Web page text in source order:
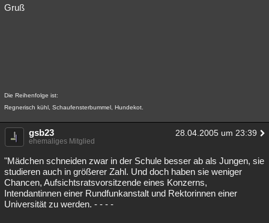
Gruß
Die Reihenfolge ist:
Regnerisch kühl, Schaufensterbummel, Hundekot.
gsb23 28.04.2005 um 23:39
ehemaliges Mitglied
"Mädchen schneiden zwar in der Schule besser ab als Jungen, sie
studieren auch in größerer Zahl. Und doch haben sie weniger
Chancen, Aufsichtsratsvorsitzende eines Konzerns,
Intendantinnen einer Rundfunkanstalt und Rektorinnen einer
Universität zu werden. - - - -